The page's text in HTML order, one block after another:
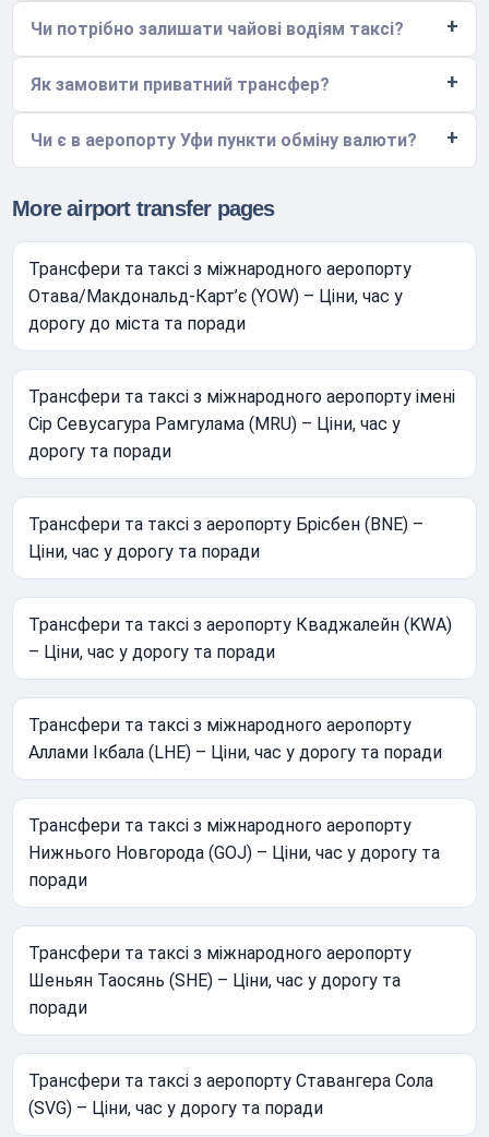
Чи потрібно залишати чайові водіям таксі?
Як замовити приватний трансфер?
Чи є в аеропорту Уфи пункти обміну валюти?
More airport transfer pages
Трансфери та таксі з міжнародного аеропорту
Отава/Макдональд-Карт’є (YOW) – Ціни, час у
дорогу до міста та поради
Трансфери та таксі з міжнародного аеропорту імені
Сір Севусагура Рамгулама (MRU) – Ціни, час у
дорогу та поради
Трансфери та таксі з аеропорту Брісбен (BNE) –
Ціни, час у дорогу та поради
Трансфери та таксі з аеропорту Кваджалейн (KWA)
– Ціни, час у дорогу та поради
Трансфери та таксі з міжнародного аеропорту
Аллами Ікбала (LHE) – Ціни, час у дорогу та поради
Трансфери та таксі з міжнародного аеропорту
Нижнього Новгорода (GOJ) – Ціни, час у дорогу та
поради
Трансфери та таксі з міжнародного аеропорту
Шеньян Таосянь (SHE) – Ціни, час у дорогу та
поради
Трансфери та таксі з аеропорту Ставангера Сола
(SVG) – Ціни, час у дорогу та поради